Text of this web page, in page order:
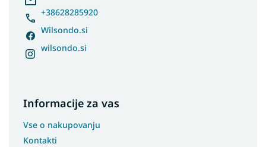
+38628285920
Wilsondo.si
wilsondo.si
Informacije za vas
Vse o nakupovanju
Kontakti